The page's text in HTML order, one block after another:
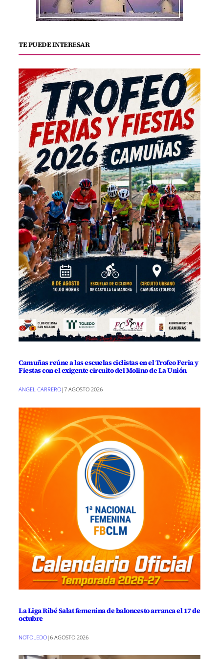
TE PUEDE INTERESAR
Camuñas reúne a las escuelas ciclistas en el Trofeo Feria y
Fiestas con el exigente circuito del Molino de La Unión
ANGEL CARRERO|7 AGOSTO 2026
La Liga Ribé Salat femenina de baloncesto arranca el 17 de
octubre
NOTOLEDO|6 AGOSTO 2026